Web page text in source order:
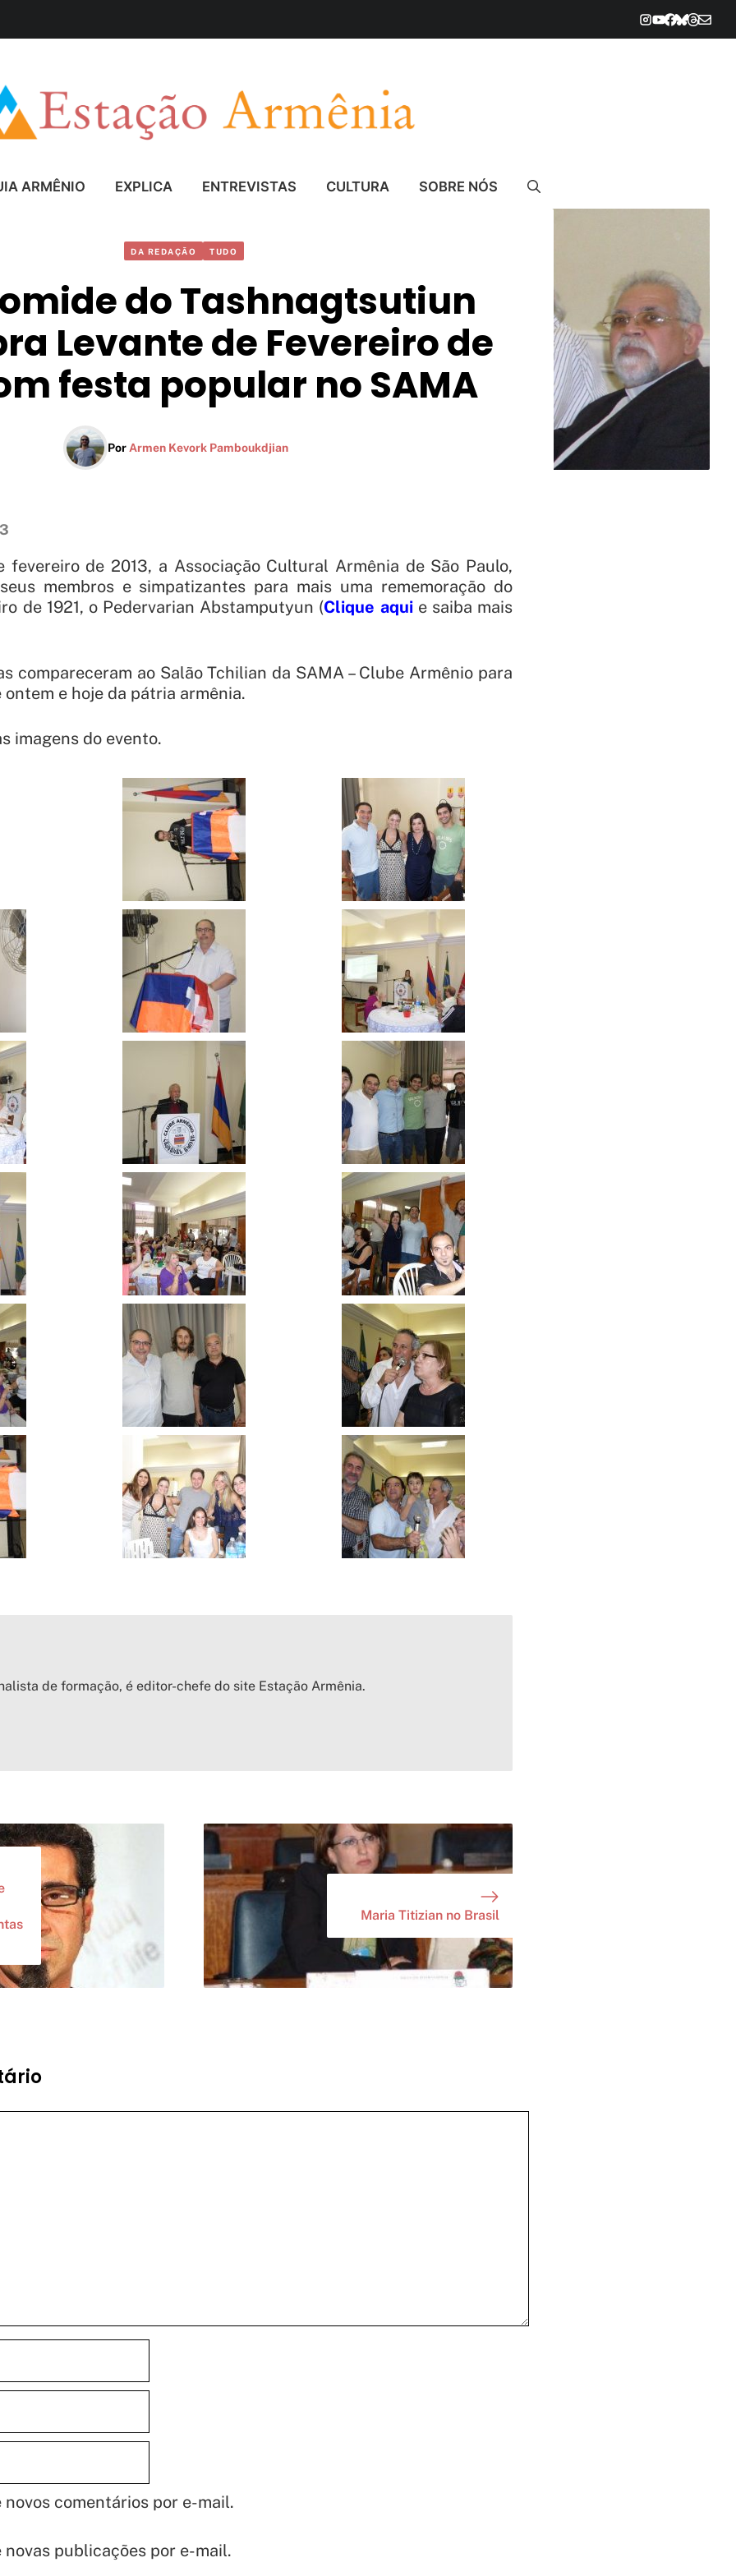
ARMÊNIO EXPLICA ENTREVISTAS CULTURA SOBRE NÓS
DA REDAÇÃO TUDO
do Tashnagtsutiun
Levante de Fevereiro de
festa popular no SAMA
Por Armen Kevork Pamboukdjian
fevereiro de 2013, a Associação Cultural Armênia de São Paulo,
membros e simpatizantes para mais uma rememoração do
de 1921, o Pedervarian Abstamputyun (Clique aquie saiba mais
compareceram ao Salão Tchilian da SAMA – Clube Armênio para
e hoje da pátria armênia.
imagens do evento.
de formação, é editor-chefe do site Estação Armênia.
Maria Titizian no Brasil
comentários por e-mail.
publicações por e-mail.